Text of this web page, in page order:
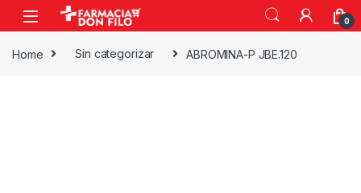
0
Home Sin categorizar ABROMINA-P JBE.120